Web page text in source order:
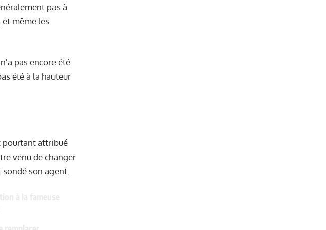
pas à
et même les
pas encore été
été à la hauteur
pourtant attribué
venu de changer
sondé son agent.